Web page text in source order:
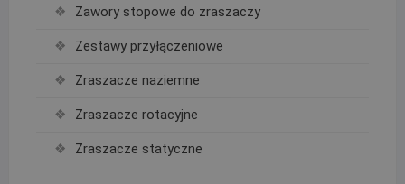
Zawory stopowe do zraszaczy
Zestawy przyłączeniowe
Zraszacze naziemne
Zraszacze rotacyjne
Zraszacze statyczne